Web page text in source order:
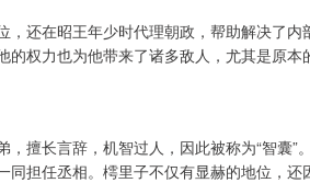
，还在昭王年少时代理朝政，帮助解决了
的权力也为他带来了诸多敌人，尤其是原本
，擅长言辞，机智过人，因此被称为“智囊
同担任丞相。樗里子不仅有显赫的地位，